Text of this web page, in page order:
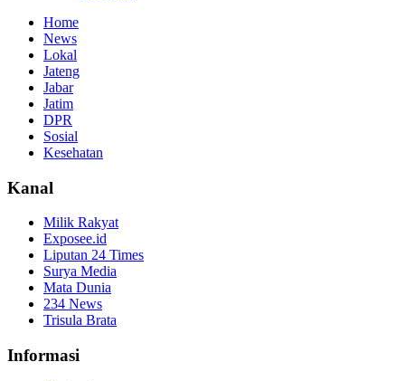
Home
News
Lokal
Jateng
Jabar
Jatim
DPR
Sosial
Kesehatan
Kanal
Milik Rakyat
Exposee.id
Liputan 24 Times
Surya Media
Mata Dunia
234 News
Trisula Brata
Informasi